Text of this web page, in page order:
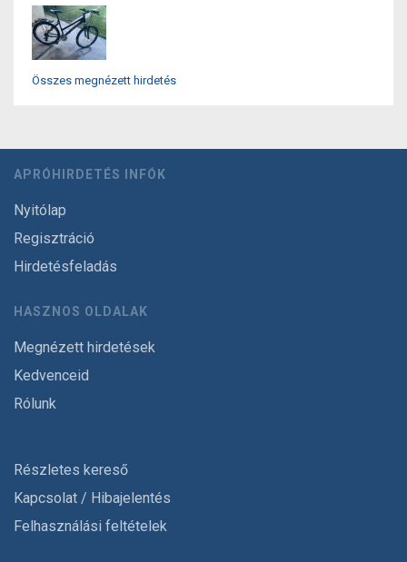
Összes megnézett hirdetés
APRÓHIRDETÉS INFÓK
Nyitólap
Regisztráció
Hirdetésfeladás
HASZNOS OLDALAK
Megnézett hirdetések
Kedvenceid
Rólunk
Részletes kereső
Kapcsolat / Hibajelentés
Felhasználási feltételek